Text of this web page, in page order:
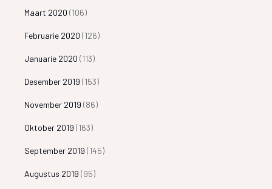
Maart 2020 (106)
Februarie 2020 (126)
Januarie 2020 (113)
Desember 2019 (153)
November 2019 (86)
Oktober 2019 (163)
September 2019 (145)
Augustus 2019 (95)